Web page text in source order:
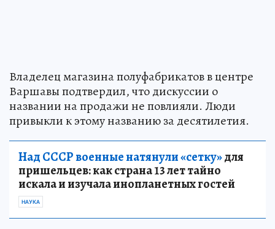
Владелец магазина полуфабрикатов в центре
Варшавы подтвердил, что дискуссии о
названии на продажи не повлияли. Люди
привыкли к этому названию за десятилетия.
Над СССР военные натянули «сетку»для
пришельцев: как страна 13 лет тайно
искала и изучала инопланетных гостей
НАУКА